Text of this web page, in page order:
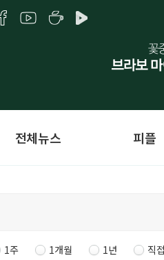
전체뉴스 피플
1주 1개월 1년 직